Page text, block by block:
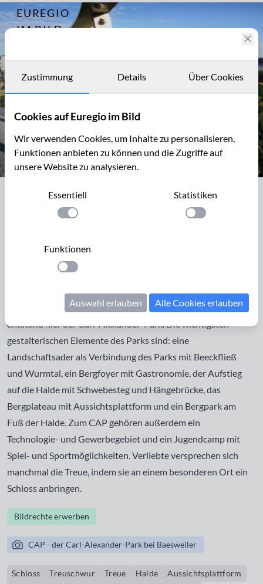
EUREGIO
IM BILD
Archiv
Kontakt
Archiv
8197
Alexander-
Baesweiler
Treueschwüre in Form von Schlössern,
Carl-Alexander-Park bei Baesweiler
Steinkohlenbergwerk in Baesweiler und gehörte zum
Aachener Steinkohlenrevier. Die Kohleförderung wurde
1975 eingestellt und Rahmen der EuRegionale 2008
entstand hier der Carl-Alexander-Park. Die wichtigsten
gestalterischen Elemente des Parks sind: eine
Landschaftsader als Verbindung des Parks mit Beeckfließ
und Wurmtal, ein Bergfoyer mit Gastronomie, der Aufstieg
auf die Halde mit Schwebesteg und Hängebrücke, das
Bergplateau mit Aussichtsplattform und ein Bergpark am
Fuß der Halde. Zum CAP gehören außerdem ein
Technologie- und Gewerbegebiet und ein Jugendcamp mit
Spiel- und Sportmöglichkeiten. Verliebte versprechen sich
manchmal die Treue, indem sie an einem besonderen Ort ein
Schloss anbringen.
Bildrechte erwerben
CAP - der Carl-Alexander-Park bei Baesweiler
Schloss Treuschwur Treue Halde
Aussichtsplattform
Zustimmung Details Über Cookies
Cookies auf Euregio im Bild
Wir verwenden Cookies, um Inhalte zu personalisieren,
Funktionen anbieten zu können und die Zugriffe auf
unsere Website zu analysieren.
Essentiell
Einstellung anwenden
Statistiken
Einstellung
Funktionen
Einstellung anwenden
Auswahl erlauben Alle Cookies erlauben